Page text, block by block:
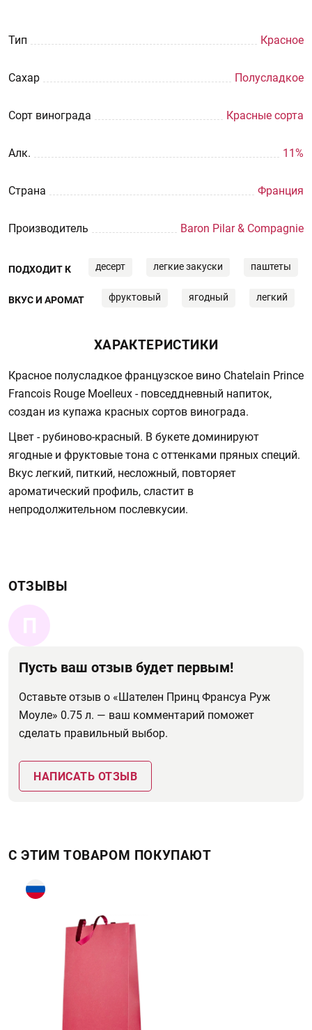
Тип Красное
Сахар Полусладкое
Сорт винограда Красные сорта
Aлк. 11%
Страна Франция
Производитель Baron Pilar & Compagnie
ПОДХОДИТ К десерт легкие закуски паштеты
ВКУС И АРОМАТ фруктовый ягодный легкий
ХАРАКТЕРИСТИКИ
Красное полусладкое французское вино Chatelain Prince
Francois Rouge Moelleux - повседдневный напиток,
создан из купажа красных сортов винограда.
Цвет - рубиново-красный. В букете доминируют
ягодные и фруктовые тона с оттенками пряных специй.
Вкус легкий, питкий, несложный, повторяет
ароматический профиль, сластит в
непродолжительном послевкусии.
ОТЗЫВЫ
П
Пусть ваш отзыв будет первым!
Оставьте отзыв о «Шателен Принц Франсуа Руж
Моуле» 0.75 л. — ваш комментарий поможет
сделать правильный выбор.
НАПИСАТЬ ОТЗЫВ
С ЭТИМ ТОВАРОМ ПОКУПАЮТ